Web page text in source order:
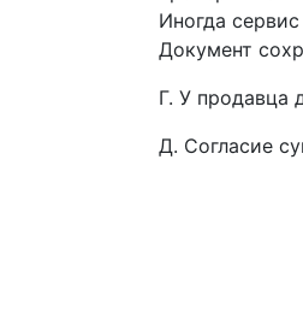
Иногда
Документ
Г. У продавца
Д. Согласие